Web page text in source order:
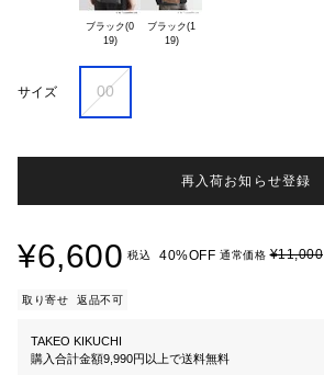
ブラック(0
19)
ブラック(1
19)
サイズ 00
再入荷お知らせ登録
¥6,600 税込 40%OFF 通常価格¥11,000
取り寄せ 返品不可
TAKEO KIKUCHI
購入合計金額9,990円以上で送料無料